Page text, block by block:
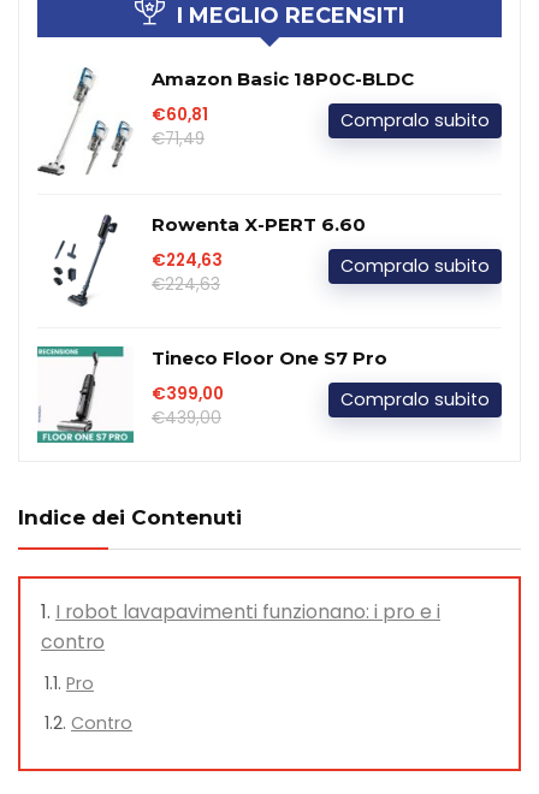
I MEGLIO RECENSITI
Amazon Basic ‎18P0C-BLDC
€60,81
€71,49
Compralo subito
Rowenta X-PERT 6.60
€224,63
€224,63
Compralo subito
Tineco Floor One S7 Pro
€399,00
€439,00
Compralo subito
Indice dei Contenuti
I robot lavapavimenti funzionano: i pro e i
contro
Pro
Contro